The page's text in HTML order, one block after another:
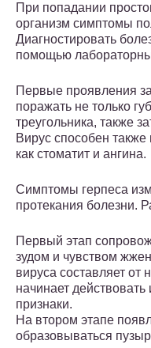
При попадании
организм симптомы
Диагностировать
помощью
Первые проявления
поражать не только
треугольника, также
Вирус способен
как стоматит и ангина.
Симптомы герпеса
протекания болезни.
Первый этап
зудом и чувством
вируса составляет от
начинает
признаки.
На втором этапе
образовываться